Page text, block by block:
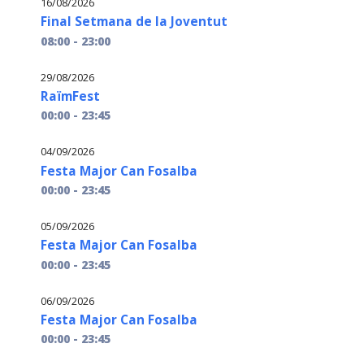
16/08/2026
Final Setmana de la Joventut
08:00 - 23:00
29/08/2026
RaïmFest
00:00 - 23:45
04/09/2026
Festa Major Can Fosalba
00:00 - 23:45
05/09/2026
Festa Major Can Fosalba
00:00 - 23:45
06/09/2026
Festa Major Can Fosalba
00:00 - 23:45